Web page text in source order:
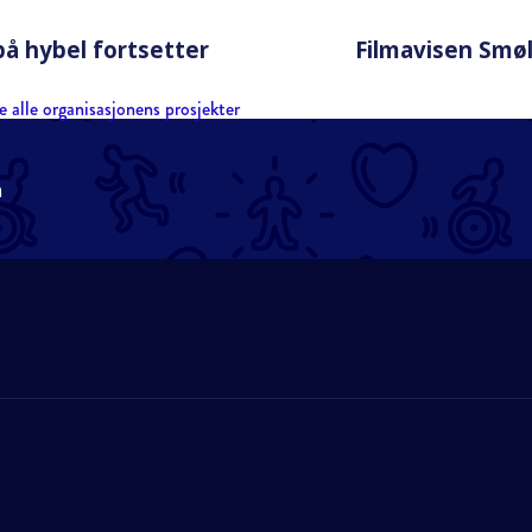
hybel fortsetter Filmavisen
alle organisasjonens prosjekter